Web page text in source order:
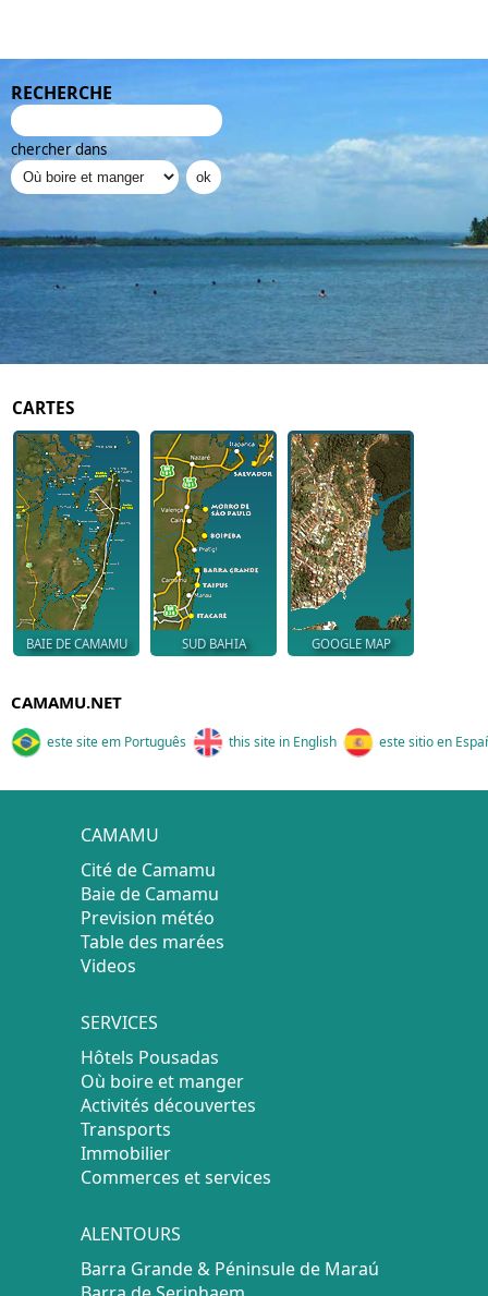
RECHERCHE
chercher dans
CARTES
BAIE DE CAMAMU SUD BAHIA GOOGLE MAP
CAMAMU.NET
este site em Português this site in English este sitio en
CAMAMU
Cité de Camamu
Baie de Camamu
Prevision météo
Table des marées
Videos
SERVICES
Hôtels Pousadas
Où boire et manger
Activités découvertes
Transports
Immobilier
Commerces et services
ALENTOURS
Barra Grande & Péninsule de Maraú